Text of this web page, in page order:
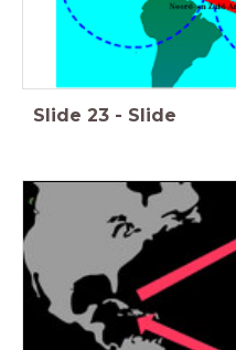
Slide 23 - Slide